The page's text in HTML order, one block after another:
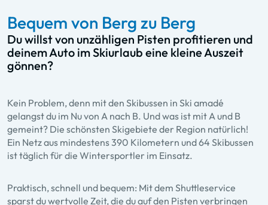
Bequem von Berg zu Berg
Du willst von unzähligen Pisten profitieren und
deinem Auto im Skiurlaub eine kleine Auszeit
gönnen?
Kein Problem, denn mit den Skibussen in Ski amadé
gelangst du im Nu von A nach B. Und was ist mit A und B
gemeint? Die schönsten Skigebiete der Region natürlich!
Ein Netz aus mindestens 390 Kilometern und 64 Skibussen
ist täglich für die Wintersportler im Einsatz.
Praktisch, schnell und bequem: Mit dem Shuttleservice
sparst du wertvolle Zeit, die du auf den Pisten verbringen